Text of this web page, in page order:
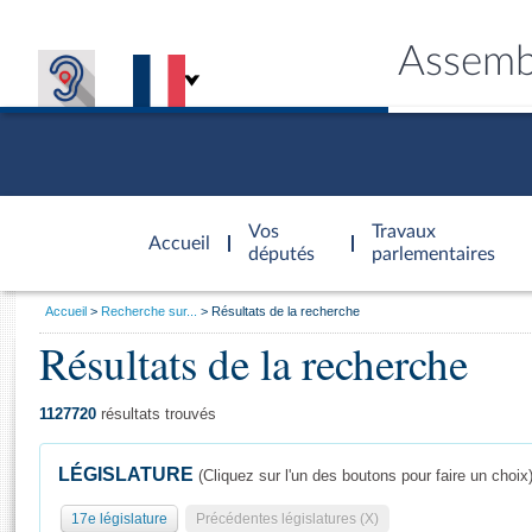
Accueil
d'accueil
Vos
députés
Travaux
parlementaires
Général
Vous
Accueil Recherche sur... Résultats de la recherche
Résultats de la recherche
1127720 résultats trouvés
LÉGISLATURE (Cliquez sur l'un des boutons pour faire un choix)
17e législature Précédentes législatures (X)